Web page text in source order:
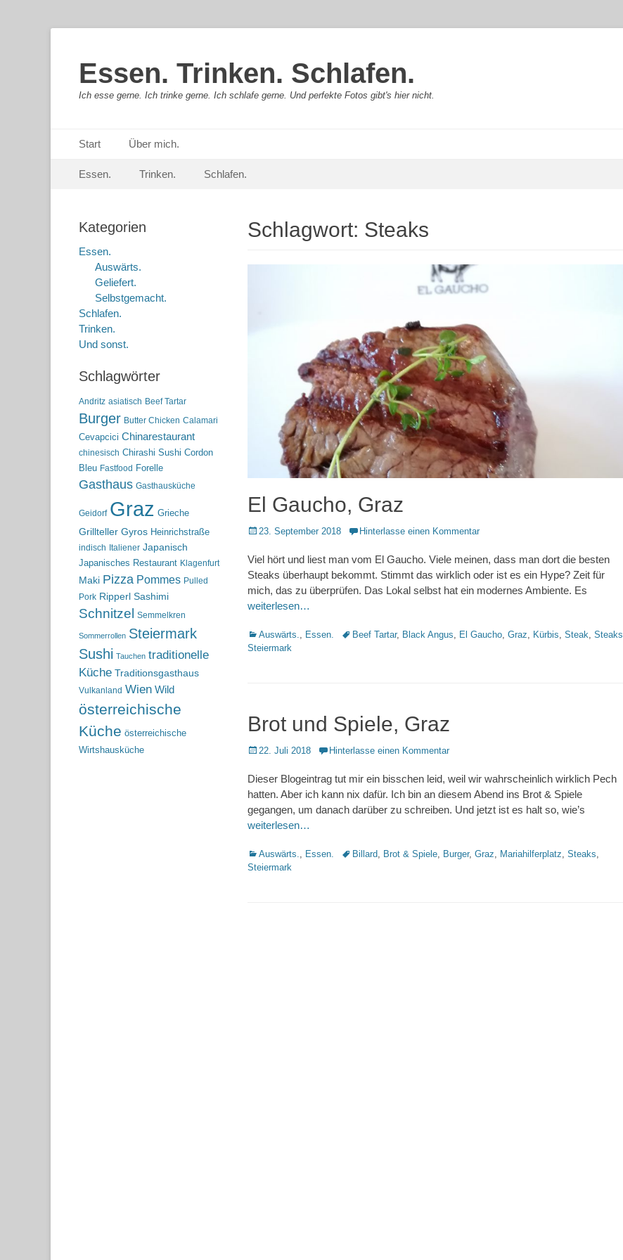
Essen. Trinken. Schlafen.
Ich esse gerne. Ich trinke gerne. Ich schlafe gerne. Und perfekte Fotos gibt's hier nicht.
Primäres Menü
zum
Start Über mich.
Sekundär-Menü
zum
Essen. Trinken. Schlafen.
Schlagwort: Steaks
El Gaucho, Graz
Posted
23. September 2018 Hinterlasse einen Kommentar
Viel hört und liest man vom El Gaucho. Viele meinen, dass man dort die besten
Steaks überhaupt bekommt. Stimmt das wirklich oder ist es ein Hype? Zeit für
mich, das zu überprüfen. Das Lokal selbst hat ein modernes Ambiente. Es
weiterlesen…
Kategorien
Auswärts. Essen. Schlagworte
Beef Tartar, Black Angus El Gaucho Graz Kürbis Steak Steaks
Steiermark
Brot und Spiele, Graz
Posted22. Juli 2018 Hinterlasse einen Kommentar
Dieser Blogeintrag tut mir ein bisschen leid, weil wir wahrscheinlich wirklich Pech
hatten. Aber ich kann nix dafür. Ich bin an diesem Abend ins Brot & Spiele
gegangen, um danach darüber zu schreiben. Und jetzt ist es halt so, wie’s
weiterlesen…
Kategorien
Auswärts. Essen. Schlagworte
Billard Brot & Spiele Burger, Graz Mariahilferplatz Steaks
Steiermark
Kategorien
Essen.
Auswärts.
Geliefert.
Selbstgemacht.
Schlafen.
Trinken.
Und sonst.
Schlagwörter
Andritz asiatisch Beef Tartar
Burger Butter Chicken Calamari
Cevapcici Chinarestaurant
chinesisch Chirashi Sushi Cordon
Bleu Fastfood Forelle
Gasthaus Gasthausküche
Geidorf Graz Grieche
Grillteller Gyros Heinrichstraße
indisch Italiener Japanisch
Japanisches Restaurant Klagenfurt
Maki Pizza Pommes Pulled
Pork Ripperl Sashimi
Schnitzel Semmelkren
Sommerrollen Steiermark
Sushi Tauchen traditionelle
Küche Traditionsgasthaus
Vulkanland Wien Wild
österreichische
Küche österreichische
Wirtshausküche